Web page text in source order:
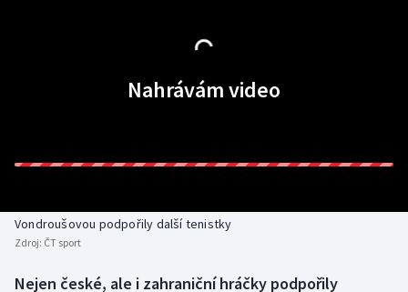
Americký fotbal
Biatlon
Aplikace ČT sport
Nahrávám video
Vondroušovou podpořily další tenistky
Zdroj: ČT sport
Nejen české, ale i zahraniční hráčky podpořily